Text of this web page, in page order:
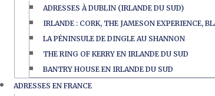
ADRESSES À DUBLIN (IRLANDE DU SUD)
IRLANDE : CORK, THE JAMESON EXPERIENCE,
LA PÉNINSULE DE DINGLE AU SHANNON
THE RING OF KERRY EN IRLANDE DU SUD
BANTRY HOUSE EN IRLANDE DU SUD
ADRESSES EN FRANCE